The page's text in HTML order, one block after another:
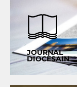
JOURNAL
DIOCÈSAIN